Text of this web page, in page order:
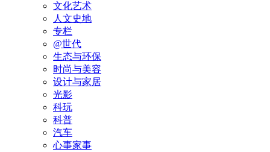
文化艺术
人文史地
专栏
@世代
生态与环保
时尚与美容
设计与家居
光影
科玩
科普
汽车
心事家事